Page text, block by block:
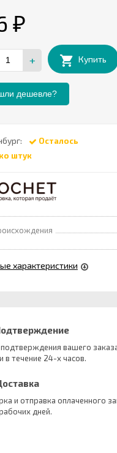
₽
+ Купить
дешевле?
Осталось
штук
характеристики
вашего
в течение 24-х часов.
и отправка оплаченного
дней.